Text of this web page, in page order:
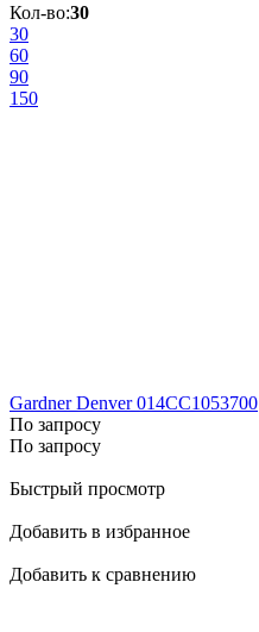
Кол-во:30
30
60
90
150
Gardner Denver 014CC1053700
По запросу
По запросу
Быстрый просмотр
Добавить в избранное
Добавить к сравнению